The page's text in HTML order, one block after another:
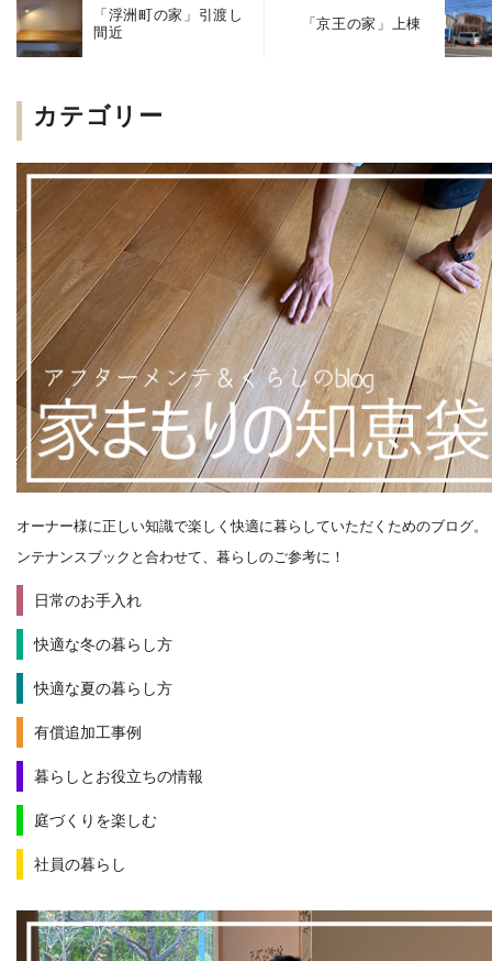
「浮洲町の家」引渡し
間近
「京王の家」上棟
カテゴリー
オーナー様に正しい知識で楽しく快適に暮らしていただくためのブログ。
ンテナンスブックと合わせて、暮らしのご参考に！
日常のお手入れ
快適な冬の暮らし方
快適な夏の暮らし方
有償追加工事例
暮らしとお役立ちの情報
庭づくりを楽しむ
社員の暮らし